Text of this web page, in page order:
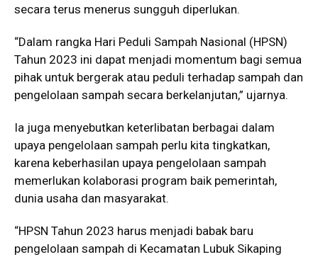
secara terus menerus sungguh diperlukan.
“Dalam rangka Hari Peduli Sampah Nasional (HPSN)
Tahun 2023 ini dapat menjadi momentum bagi semua
pihak untuk bergerak atau peduli terhadap sampah dan
pengelolaan sampah secara berkelanjutan,” ujarnya.
Ia juga menyebutkan keterlibatan berbagai dalam
upaya pengelolaan sampah perlu kita tingkatkan,
karena keberhasilan upaya pengelolaan sampah
memerlukan kolaborasi program baik pemerintah,
dunia usaha dan masyarakat.
“HPSN Tahun 2023 harus menjadi babak baru
pengelolaan sampah di Kecamatan Lubuk Sikaping